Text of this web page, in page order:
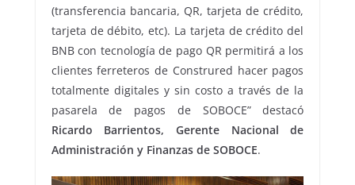
(transferencia bancaria, QR, tarjeta de crédito,
tarjeta de débito, etc). La tarjeta de crédito del
BNB con tecnología de pago QR permitirá a los
clientes ferreteros de Construred hacer pagos
totalmente digitales y sin costo a través de la
pasarela de pagos de SOBOCE” destacó
Ricardo Barrientos, Gerente Nacional de
Administración y Finanzas de SOBOCE.